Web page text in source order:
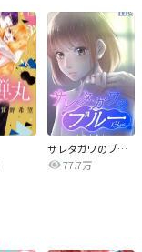
サレタガワのブルー【タテヨミ】
77.7万